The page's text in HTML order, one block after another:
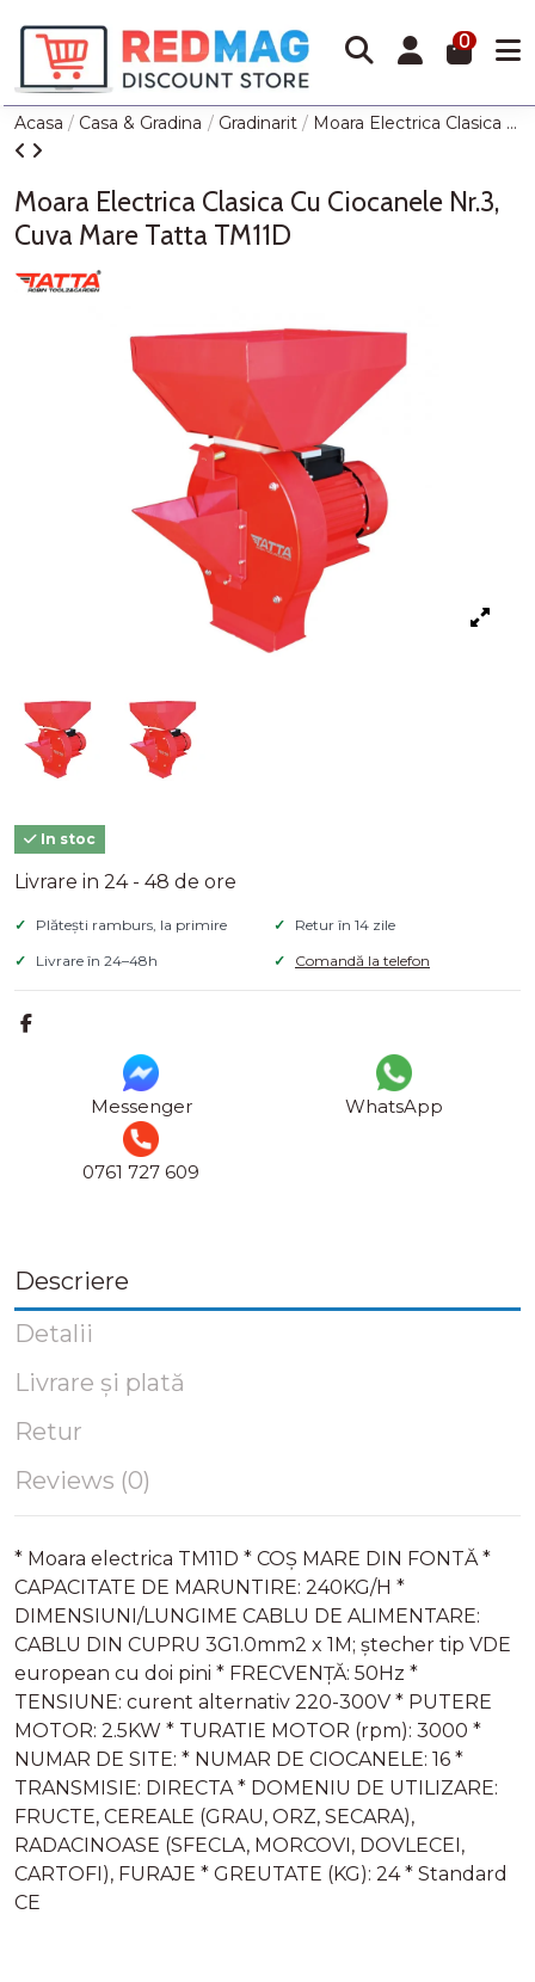
0
Acasa Casa & Gradina Gradinarit Moara Electrica Clasica Cu Ciocanele Nr.3, Cuva Mare Tatta TM11D
Moara Electrica Clasica Cu Ciocanele Nr.3,
Cuva Mare Tatta TM11D
In stoc
Livrare in 24 - 48 de ore
Plătești ramburs, la primire
Retur în 14 zile
Livrare în 24–48h
Comandă la telefon
Messenger WhatsApp
0761 727 609
Descriere
Detalii
Livrare și plată
Retur
Reviews (0)
* Moara electrica TM11D * COȘ MARE DIN FONTĂ *
CAPACITATE DE MARUNTIRE: 240KG/H *
DIMENSIUNI/LUNGIME CABLU DE ALIMENTARE:
CABLU DIN CUPRU 3G1.0mm2 x 1M; ștecher tip VDE
european cu doi pini * FRECVENȚĂ: 50Hz *
TENSIUNE: curent alternativ 220-300V * PUTERE
MOTOR: 2.5KW * TURATIE MOTOR (rpm): 3000 *
NUMAR DE SITE: * NUMAR DE CIOCANELE: 16 *
TRANSMISIE: DIRECTA * DOMENIU DE UTILIZARE:
FRUCTE, CEREALE (GRAU, ORZ, SECARA),
RADACINOASE (SFECLA, MORCOVI, DOVLECEI,
CARTOFI), FURAJE * GREUTATE (KG): 24 * Standard
CE